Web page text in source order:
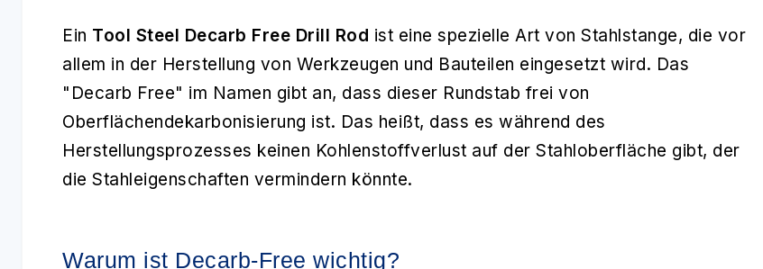
Ein Tool Steel Decarb Free Drill Rod ist eine spezielle Art von Stahlstange, die vor
allem in der Herstellung von Werkzeugen und Bauteilen eingesetzt wird. Das
"Decarb Free" im Namen gibt an, dass dieser Rundstab frei von
Oberflächendekarbonisierung ist. Das heißt, dass es während des
Herstellungsprozesses keinen Kohlenstoffverlust auf der Stahloberfläche gibt, der
die Stahleigenschaften vermindern könnte.
Warum ist Decarb-Free wichtig?